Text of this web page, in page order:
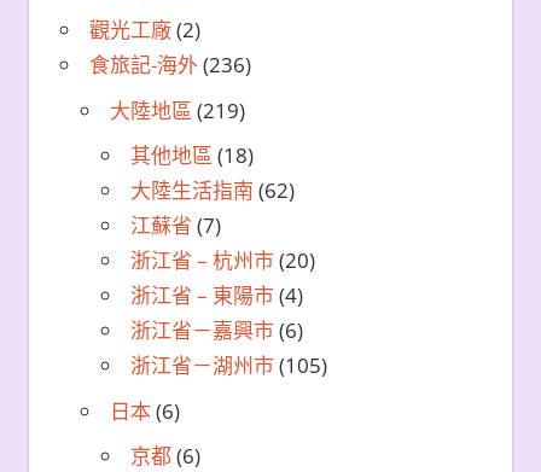
觀光工廠(2)
食旅記-海外(236)
大陸地區 (219)
其他地區 (18)
大陸生活指南 (62)
江蘇省 (7)
浙江省 – 杭州市(20)
浙江省 – 東陽市(4)
浙江省－嘉興市(6)
浙江省－湖州市(105)
日本(6)
京都(6)